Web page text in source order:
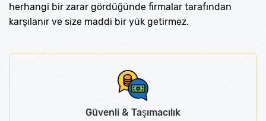
herhangi bir zarar gördüğünde firmalar tarafından
karşılanır ve size maddi bir yük getirmez.
Güvenli & Taşımacılık